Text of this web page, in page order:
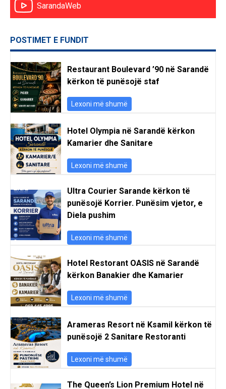
SarandaWeb
POSTIMET E FUNDIT
Restaurant Boulevard ’90 në Sarandë
kërkon të punësojë staf
Lexoni më shumë
Hotel Olympia në Sarandë kërkon
Kamarier dhe Sanitare
Lexoni më shumë
Ultra Courier Sarande kërkon të
punësojë Korrier. Punësim vjetor, e
Diela pushim
Lexoni më shumë
Hotel Restorant OASIS në Sarandë
kërkon Banakier dhe Kamarier
Lexoni më shumë
Arameras Resort në Ksamil kërkon të
punësojë 2 Sanitare Restoranti
Lexoni më shumë
The Queen’s Lion Premium Hotel në